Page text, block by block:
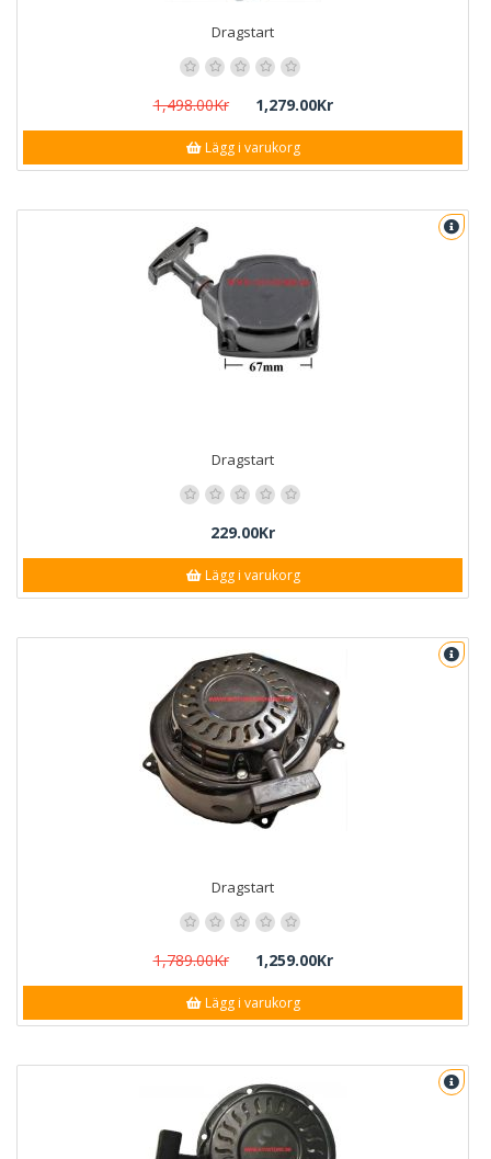
Dragstart
1,498.00Kr 1,279.00Kr
Lägg i varukorg
Dragstart
229.00Kr
Lägg i varukorg
Dragstart
1,789.00Kr 1,259.00Kr
Lägg i varukorg